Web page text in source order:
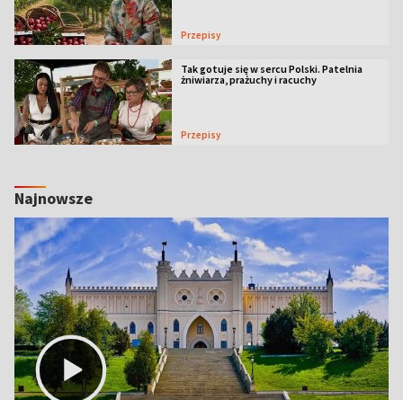
Przepisy
Tak gotuje się w sercu Polski. Patelnia
żniwiarza, prażuchy i racuchy
Przepisy
Najnowsze